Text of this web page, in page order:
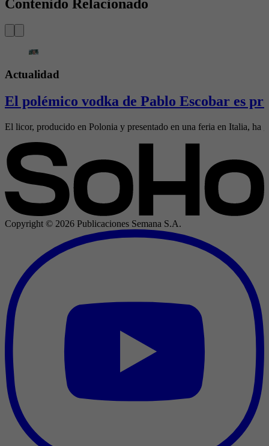
Contenido Relacionado
Actualidad
El polémico vodka de Pablo Escobar es
El licor, producido en Polonia y presentado en una feria en Italia, ha
Copyright © 2026 Publicaciones Semana S.A.